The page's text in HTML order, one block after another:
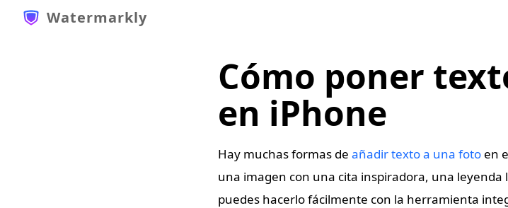
Watermarkly
Cómo poner
en iPhone
Hay muchas formas de añadir texto a una foto en
una imagen con una cita inspiradora, una leyenda
puedes hacerlo fácilmente con la herramienta